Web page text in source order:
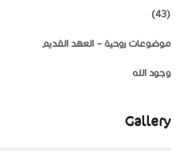
(43)
موضوعات روحية – العهد القديم
وجود الله
Gallery